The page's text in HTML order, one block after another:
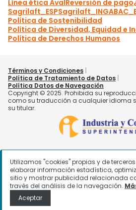
Utilizamos "cookies" propias y de
elaborar información estadística,
sitio y mostrar publicidad relacionada
través del análisis de la navegación.
Aceptar